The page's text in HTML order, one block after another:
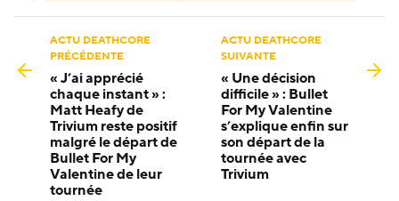
ACTU DEATHCORE
PRÉCÉDENTE
« J’ai apprécié
chaque instant » :
Matt Heafy de
Trivium reste positif
malgré le départ de
Bullet For My
Valentine de leur
tournée
ACTU DEATHCORE
SUIVANTE
« Une décision
difficile » : Bullet
For My Valentine
s’explique enfin sur
son départ de la
tournée avec
Trivium